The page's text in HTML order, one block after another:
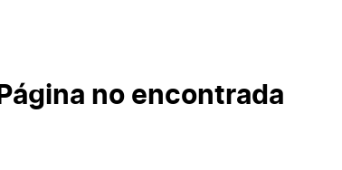
Página no encontrada